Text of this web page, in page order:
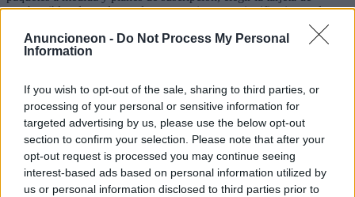
Anuncioneon - Do Not Process My Personal
Information
If you wish to opt-out of the sale, sharing to third parties, or
processing of your personal or sensitive information for
targeted advertising by us, please use the below opt-out
section to confirm your selection. Please note that after your
opt-out request is processed you may continue seeing
interest-based ads based on personal information utilized by
us or personal information disclosed to third parties prior to
combustible adecuada puede tener un impacto significativo en los
resultados de una empresa. Este artículo analiza las diversas ofertas
de los principales proveedores, centrándose en las tendencias
geográficas y los factores que las empresas deben considerar para
2025-04-10Redazione
Lee mas